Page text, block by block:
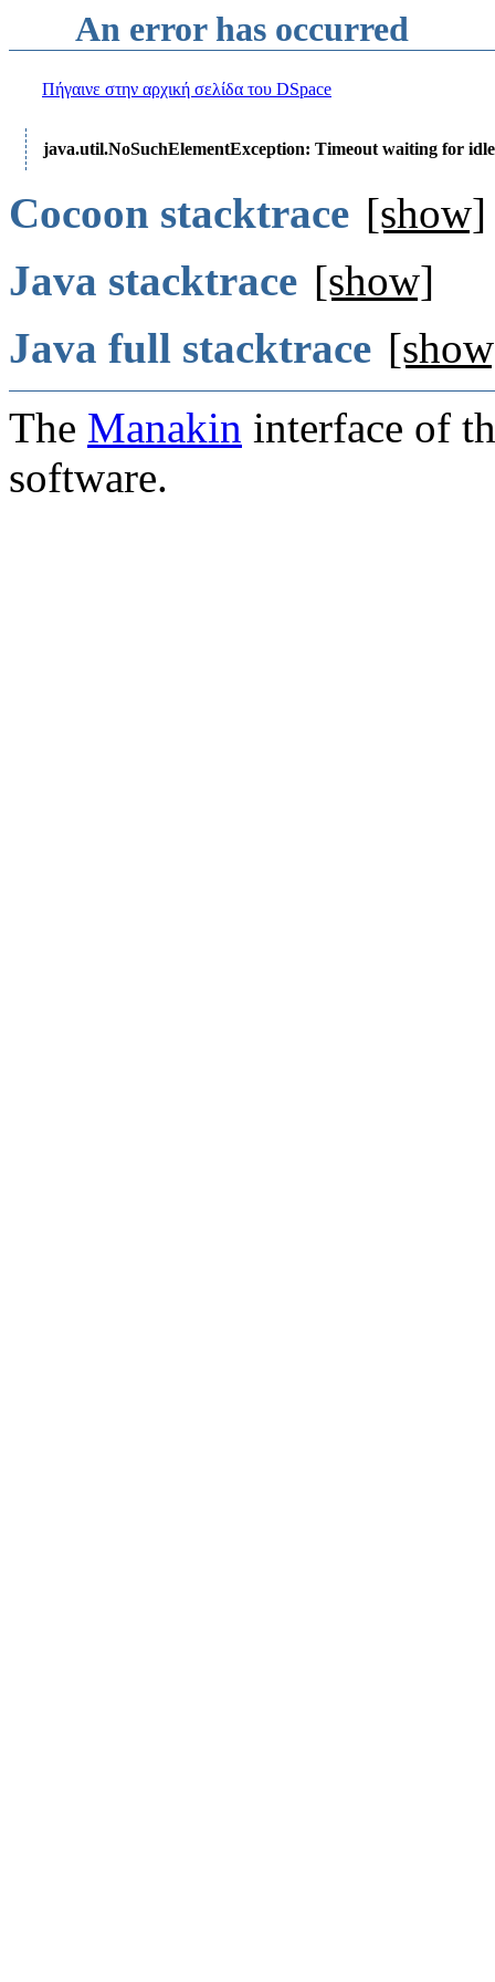
An error has occurred
Πήγαινε στην αρχική σελίδα του DSpace
java.util.NoSuchElementException: Timeout waiting for
Cocoon stacktrace [show]
Java stacktrace [show]
Java full stacktrace
The Manakin interface of
software.